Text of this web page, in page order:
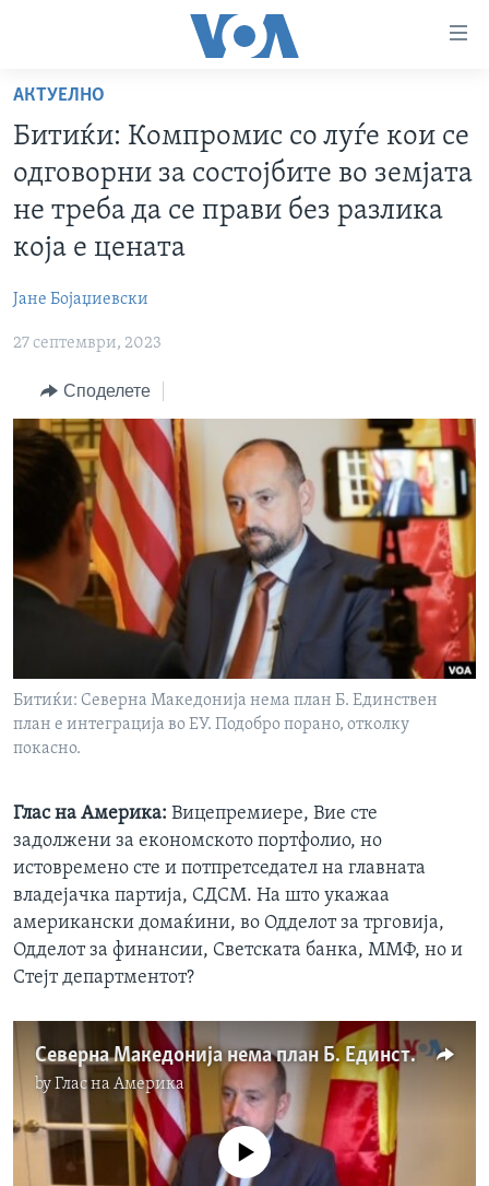
пристапност
Премини
на
главната
содржина
Премини
до
страната
навигација
МАКЕДОНИЈА
ЕКОНОМИЈА
ПОЛИТИКА
ЗДРАВЈЕ
НАУКА
УМЕТНОСТ И ЗАБАВА
ИНТЕРВЈУА
ФОТОГАЛЕРИИ
ДОКУМЕНТАРЦИ
NEWSFLASH - АРХИВА
ВЕСТИ ОД САД ВО МИНУТА - АРХИВА
ИЗБОРИ ВО САД 2020 - АРХИВА
ЗА НАС
НАКУСО...
Јазици
АКТУЕЛНО
Битиќи: Компромис со луѓе кои се
одговорни за состојбите во земјата
не треба да се прави без разлика
која е цената
Јане Бојаџиевски
27 септември, 2023
Споделете
Битиќи: Северна Македонија нема план Б. Единствен
план е интеграција во ЕУ. Подобро порано, отколку
покасно.
Глас на Америка: Вицепремиере, Вие сте
задолжени за економското портфолио, но
истовремено сте и потпретседател на главната
владејачка партија, СДСМ. На што укажаа
американски домаќини, во Одделот за трговија,
Одделот за финансии, Светската банка, ММФ, но и
Стејт департментот?
Северна Македонија нема план Б. Единствен план е ЕУ. Подобро порано, отколку покасно, вели вицепремиерот Битиќи за Глас на Америка
byГлас на Америка
No media source currently available